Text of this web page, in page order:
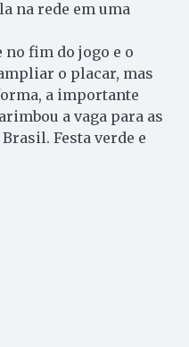
na rede em uma
no fim do jogo e o
o placar, mas
a importante
a vaga para as
Festa verde e